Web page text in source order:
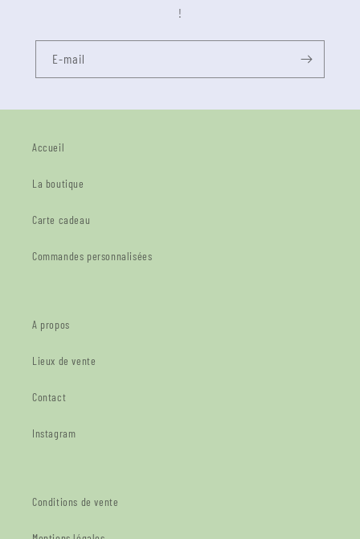
!
E-mail
Accueil
La boutique
Carte cadeau
Commandes personnalisées
A propos
Lieux de vente
Contact
Instagram
Conditions de vente